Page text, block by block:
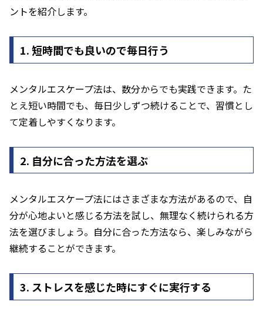
ントを紹介します。
1. 短時間でも良いので毎日行う
メンタルエスケープ法は、数分からでも実践できます。た
とえ短い時間でも、毎日少しずつ続けることで、習慣とし
て定着しやすくなります。
2. 自分に合った方法を選ぶ
メンタルエスケープ法にはさまざまな方法があるので、自
分が心地よいと感じる方法を試し、無理なく続けられる方
法を選びましょう。自分に合った方法なら、楽しみながら
継続することができます。
3. ストレスを感じた時にすぐに実行する